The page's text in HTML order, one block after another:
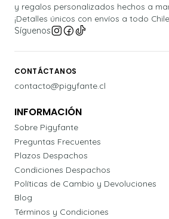
y regalos personalizados hechos a
¡Detalles únicos con envíos a todo
Síguenos
CONTÁCTANOS
contacto@pigyfante.cl
INFORMACIÓN
Sobre Pigyfante
Preguntas Frecuentes
Plazos Despachos
Condiciones Despachos
Políticas de Cambio y Devoluciones
Blog
Términos y Condiciones